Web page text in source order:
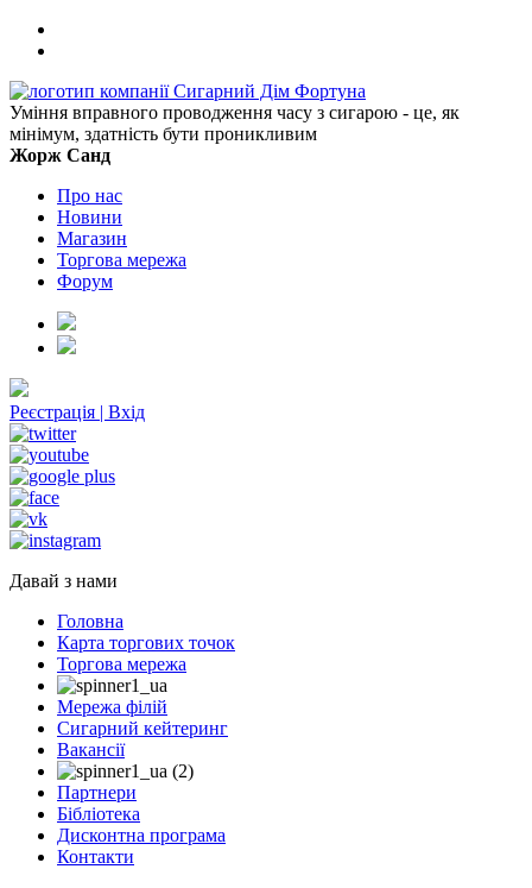
Уміння вправного проводження часу з сигарою - це, як
мінімум, здатність бути проникливим
Жорж Санд
Про нас
Новини
Магазин
Торгова мережа
Форум
Реєстрація | Вхід
Давай з нами
Головна
Карта торгових точок
Торгова мережа
Мережа філій
Сигарний кейтеринг
Вакансії
Партнери
Бібліотека
Дисконтна програма
Контакти